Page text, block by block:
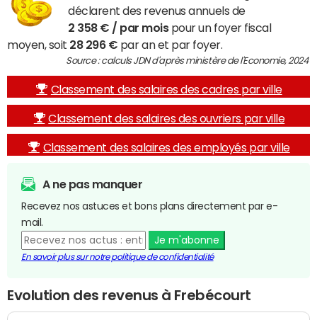
déclarent des revenus annuels de
2 358 € / par moispour un foyer fiscal
moyen, soit 28 296 € par an et par foyer.
Source : calculs JDN d'après ministère de l'Economie, 2024
Classement des salaires des cadres par ville
Classement des salaires des ouvriers par ville
Classement des salaires des employés par ville
A ne pas manquer
Recevez nos astuces et bons plans directement par e-
mail.
Je m'abonne
En savoir plus sur notre politique de confidentialité
Evolution des revenus à Frebécourt